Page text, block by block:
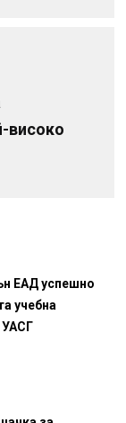
високо
ЕАД успешно
учебна
УАСГ